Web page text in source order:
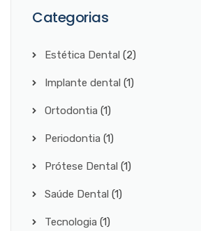
Categorias
Estética Dental (2)
Implante dental (1)
Ortodontia (1)
Periodontia (1)
Prótese Dental (1)
Saúde Dental (1)
Tecnologia (1)